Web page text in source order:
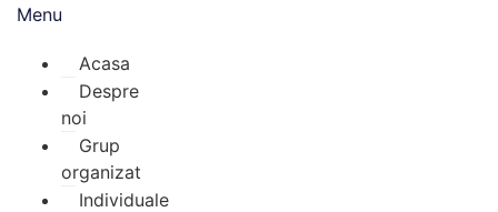
Menu
Acasa
Despre
noi
Grup
organizat
Individuale